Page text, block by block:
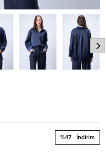
%47 İndirim